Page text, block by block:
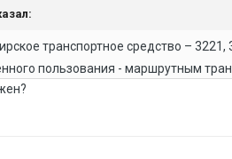
транспортное средство – 3221,
пользования - маршрутным